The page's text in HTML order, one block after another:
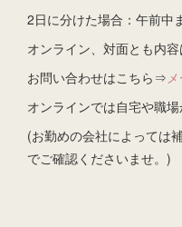
2日に分けた場合：午前中
オンライン、対面とも内容
お問い合わせはこちら⇒
オンラインでは自宅や職
(お勤めの会社によっては
でご確認くださいませ。)